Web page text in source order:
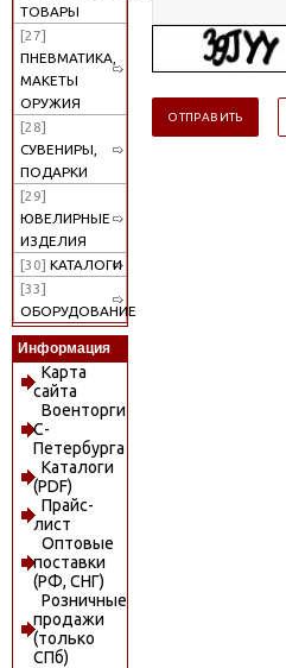
ТОВАРЫ
[27]
ПНЕВМАТИКА,
МАКЕТЫ
ОРУЖИЯ
[28]
СУВЕНИРЫ,
ПОДАРКИ
[29]
ЮВЕЛИРНЫЕ
ИЗДЕЛИЯ
[30] КАТАЛОГИ
[33]
ОБОРУДОВАНИЕ
Информация
Карта
сайта
Военторги
С-
Петербурга
Каталоги
(PDF)
Прайс-
лист
Оптовые
поставки
(РФ, СНГ)
Розничные
продажи
(только
СПб)